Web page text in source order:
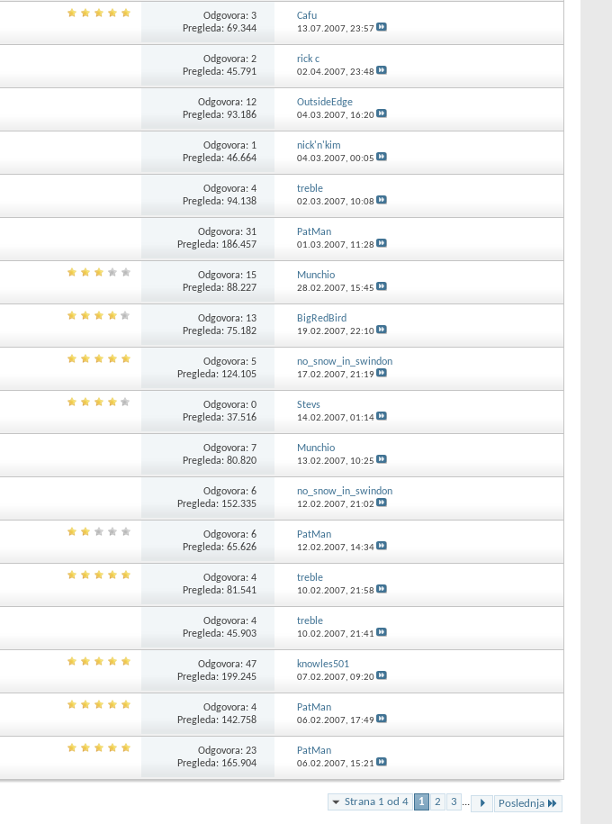
Odgovora:3
Pregleda: 69.344
Cafu
13.07.2007, 23:57
Odgovora:2
Pregleda: 45.791
rick c
02.04.2007, 23:48
Odgovora: 12
Pregleda: 93.186
OutsideEdge
04.03.2007, 16:20
Odgovora: 1
Pregleda: 46.664
nick'n'kim
04.03.2007, 00:05
Odgovora:4
Pregleda: 94.138
treble
02.03.2007, 10:08
Odgovora:31
Pregleda: 186.457
PatMan
01.03.2007, 11:28
Odgovora: 15
Pregleda: 88.227
Munchio
28.02.2007, 15:45
Odgovora: 13
Pregleda: 75.182
BigRedBird
19.02.2007, 22:10
Odgovora:5
Pregleda: 124.105
no_snow_in_swindon
17.02.2007, 21:19
Odgovora:0
Pregleda: 37.516
Stevs
14.02.2007, 01:14
Odgovora:7
Pregleda: 80.820
Munchio
13.02.2007, 10:25
Odgovora:6
Pregleda: 152.335
no_snow_in_swindon
12.02.2007, 21:02
Odgovora:6
Pregleda: 65.626
PatMan
12.02.2007, 14:34
Odgovora:4
Pregleda: 81.541
treble
10.02.2007, 21:58
Odgovora:4
Pregleda: 45.903
treble
10.02.2007, 21:41
Odgovora:47
Pregleda: 199.245
knowles501
07.02.2007, 09:20
Odgovora:4
Pregleda: 142.758
PatMan
06.02.2007, 17:49
Odgovora:23
Pregleda: 165.904
PatMan
06.02.2007, 15:21
Strana 1 od 4 1 2 3 ... Poslednja